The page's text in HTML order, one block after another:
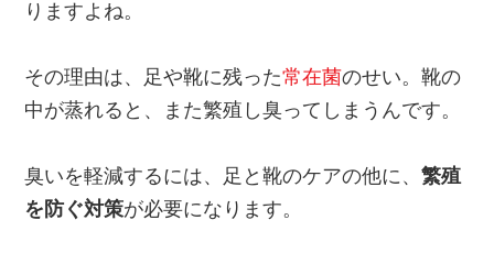
りますよね。
その理由は、足や靴に残った常在菌のせい。靴の
中が蒸れると、また繁殖し臭ってしまうんです。
臭いを軽減するには、足と靴のケアの他に、繁殖
を防ぐ対策が必要になります。